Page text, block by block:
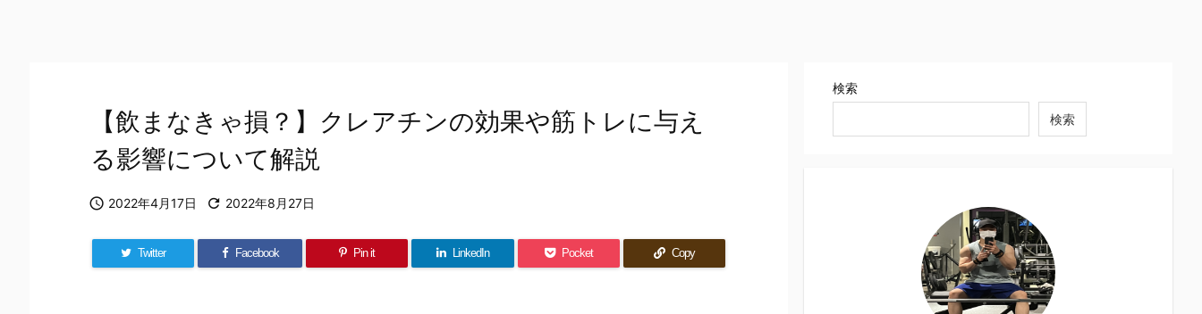
【飲まなきゃ損？】クレアチンの効果や筋トレに与え
る影響について解説
 2022年4月17日  2022年8月27日
Twitter Facebook Pin it LinkedIn Pocket Copy
検索
検索